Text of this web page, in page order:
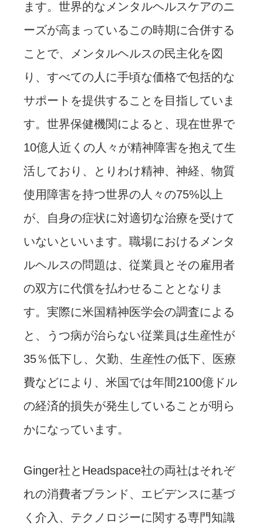
ます。世界的なメンタルヘルスケアのニ
ーズが高まっているこの時期に合併する
ことで、メンタルヘルスの民主化を図
り、すべての人に手頃な価格で包括的な
サポートを提供することを目指していま
す。世界保健機関によると、現在世界で
10億人近くの人々が精神障害を抱えて生
活しており、とりわけ精神、神経、物質
使用障害を持つ世界の人々の75%以上
が、自身の症状に対適切な治療を受けて
いないといいます。職場におけるメンタ
ルヘルスの問題は、従業員とその雇用者
の双方に代償を払わせることとなりま
す。実際に米国精神医学会の調査による
と、うつ病が治らない従業員は生産性が
35％低下し、欠勤、生産性の低下、医療
費などにより、米国では年間2100億ドル
の経済的損失が発生していることが明ら
かになっています。
Ginger社とHeadspace社の両社はそれぞ
れの消費者ブランド、エビデンスに基づ
く介入、テクノロジーに関する専門知識